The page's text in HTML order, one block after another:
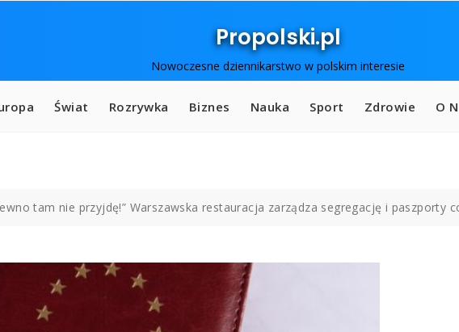
Propolski.pl
Nowoczesne dziennikarstwo w polskim interesie
Świat Rozrywka Biznes Nauka Sport Zdrowie O
tam nie przyjdę!” Warszawska restauracja zarządza segregację i paszporty